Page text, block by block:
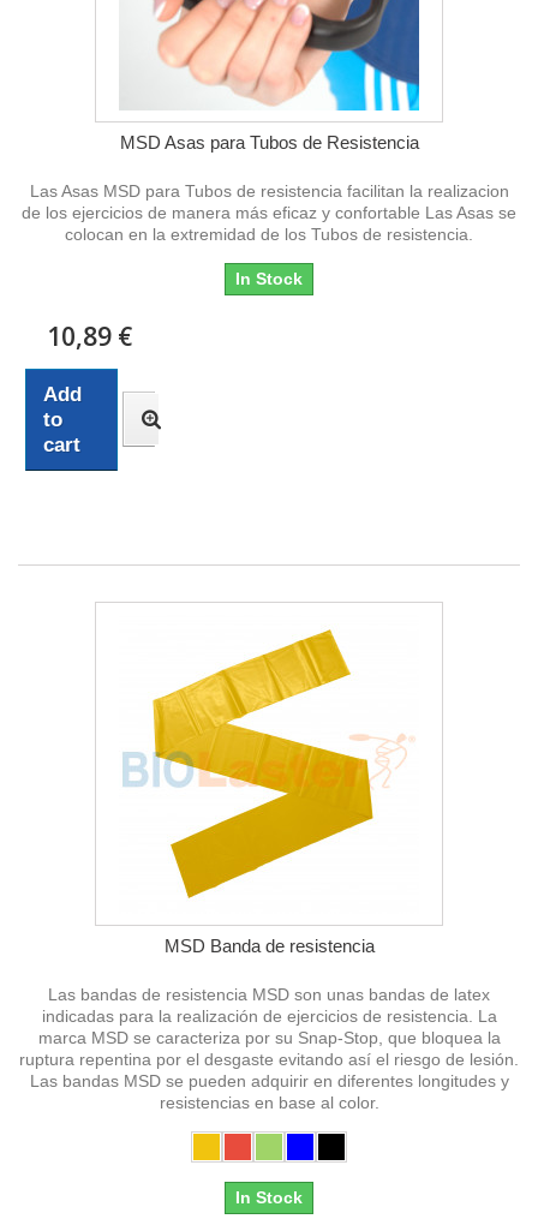
MSD Asas para Tubos de Resistencia
Las Asas MSD para Tubos de resistencia facilitan la realizacion
de los ejercicios de manera más eficaz y confortable Las Asas se
colocan en la extremidad de los Tubos de resistencia.
In Stock
10,89 €
Add
to
cart
MSD Banda de resistencia
Las bandas de resistencia MSD son unas bandas de latex
indicadas para la realización de ejercicios de resistencia. La
marca MSD se caracteriza por su Snap-Stop, que bloquea la
ruptura repentina por el desgaste evitando así el riesgo de lesión.
Las bandas MSD se pueden adquirir en diferentes longitudes y
resistencias en base al color.
In Stock